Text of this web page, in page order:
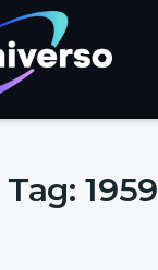
Tag: 1959